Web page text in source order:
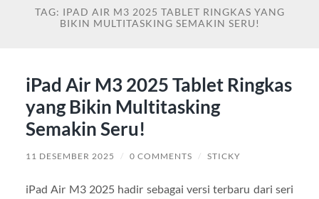
TAG: IPAD AIR M3 2025 TABLET RINGKAS YANG
BIKIN MULTITASKING SEMAKIN SERU!
iPad Air M3 2025 Tablet Ringkas
yang Bikin Multitasking
Semakin Seru!
11 DESEMBER 2025 / 0 COMMENTS / STICKY
iPad Air M3 2025 hadir sebagai versi terbaru dari seri